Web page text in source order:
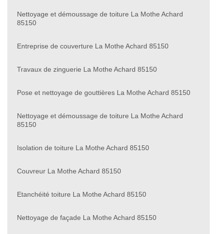
Nettoyage et démoussage de toiture La Mothe Achard
85150
Entreprise de couverture La Mothe Achard 85150
Travaux de zinguerie La Mothe Achard 85150
Pose et nettoyage de gouttières La Mothe Achard 85150
Nettoyage et démoussage de toiture La Mothe Achard
85150
Isolation de toiture La Mothe Achard 85150
Couvreur La Mothe Achard 85150
Etanchéité toiture La Mothe Achard 85150
Nettoyage de façade La Mothe Achard 85150